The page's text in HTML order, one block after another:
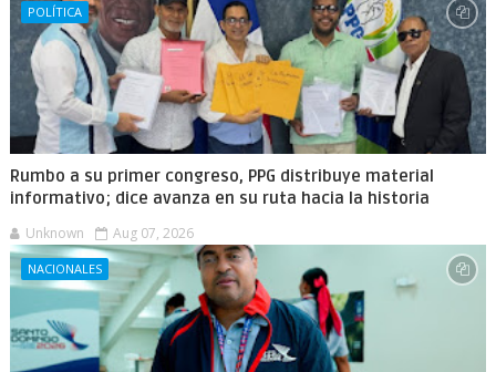
POLÍTICA
Rumbo a su primer congreso, PPG distribuye material
informativo; dice avanza en su ruta hacia la historia
Unknown Aug 07, 2026
NACIONALES